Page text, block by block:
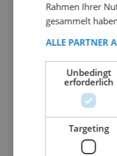
Rahmen Ihrer
gesammelt
ALLE PARTNER
Unbedingt
erforderlich
Targeting